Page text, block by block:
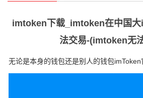
imtoken下载_imtoken在中国
法交易-(imtoken无
无论是本身的钱包还是别人的钱包imToken